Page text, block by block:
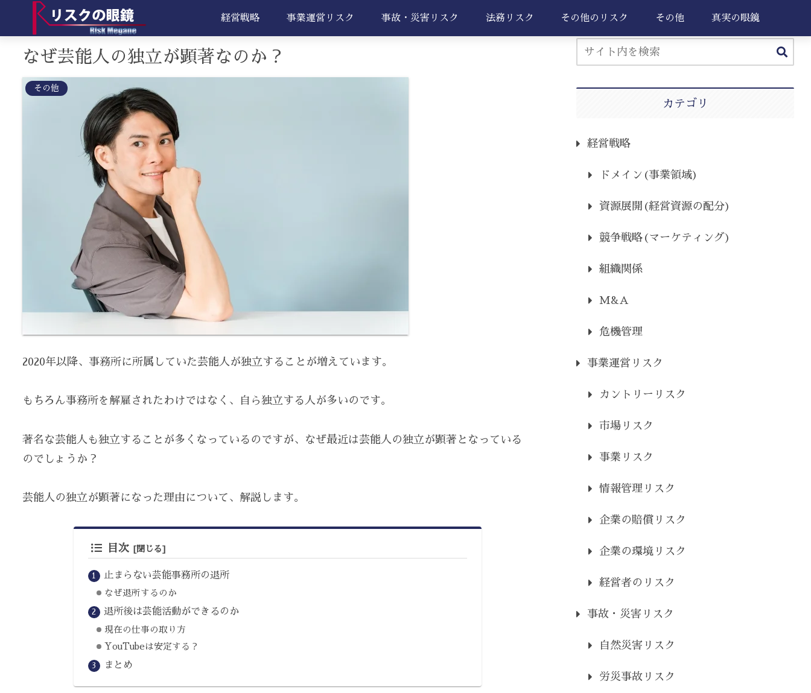
経営戦略 事業運営リスク 事故・災害リスク 法務リスク その他のリスク その他 真実の眼鏡
なぜ芸能人の独立が顕著なのか？
その他
2020年以降、事務所に所属していた芸能人が独立することが増えています。
もちろん事務所を解雇されたわけではなく、自ら独立する人が多いのです。
著名な芸能人も独立することが多くなっているのですが、なぜ最近は芸能人の独立が顕著となっている
のでしょうか？
芸能人の独立が顕著になった理由について、解説します。
目次
止まらない芸能事務所の退所
なぜ退所するのか
退所後は芸能活動ができるのか
現在の仕事の取り方
YouTubeは安定する？
まとめ
カテゴリ
経営戦略
ドメイン(事業領域)
資源展開(経営資源の配分)
競争戦略(マーケティング)
組織関係
M&A
危機管理
事業運営リスク
カントリーリスク
市場リスク
事業リスク
情報管理リスク
企業の賠償リスク
企業の環境リスク
経営者のリスク
事故・災害リスク
自然災害リスク
労災事故リスク